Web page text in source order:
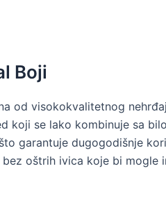
Boji
od visokokvalitetnog
koji se lako kombinuje sa
garantuje dugogodišnje
oštrih ivica koje bi